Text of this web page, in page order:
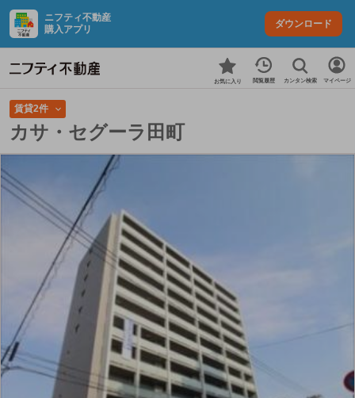
ニフティ不動産
購入アプリ
ダウンロード
お気に入り 閲覧履歴 カンタン検索 マイページ
賃貸2件
カサ・セグーラ田町